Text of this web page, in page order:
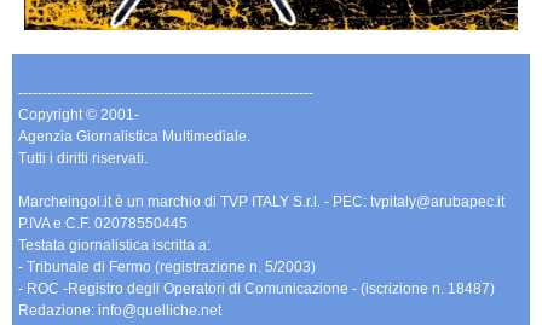
-------------------------------------------------------------
Copyright © 2001-
Agenzia Giornalistica Multimediale.
Tutti i diritti riservati.
Marcheingol.it è un marchio di TVP ITALY S.r.l. - PEC: tvpitaly@arubapec.it
P.IVA e C.F. 02078550445
Testata giornalistica iscritta a:
- Tribunale di Fermo (registrazione n. 5/2003)
- ROC -Registro degli Operatori di Comunicazione - (iscrizione n. 18487)
Redazione: info@quelliche.net